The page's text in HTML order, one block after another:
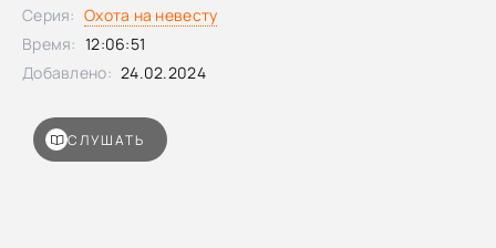
СЛУШАТЬ
Серия: Охота на невесту
Время: 12:06:51
Добавлено: 24.02.2024